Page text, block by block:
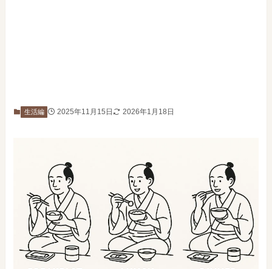
生活編 2025年11月15日 2026年1月18日